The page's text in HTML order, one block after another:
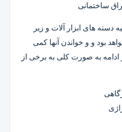
ساختمانی
دسته های ابزار آلات و زیر
بود و و خواندن آنها کمی
به صورت کلی به برخی از